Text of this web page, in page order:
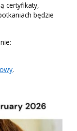
certyfikaty,
będzie
.